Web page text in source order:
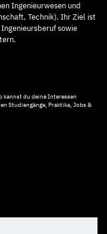
Ingenieurwesen und
Technik). Ihr Ziel ist
sowie
kannst du deine Interessen
Studiengänge, Praktika, Jobs &